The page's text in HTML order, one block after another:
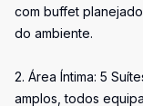
com buffet
do ambiente.
2. Área Íntima: 5
amplos, todos